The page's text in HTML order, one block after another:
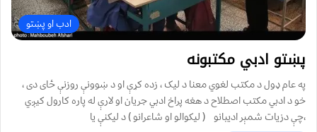
ادب او پښتو
پښتو ادبي مکتبونه
په عام ډول د مکتب لغوي معنا د لیک ، زده کړې او د ښوونې روزنې ځای دی ،
خو د ادبي مکتب اصطلاح د هغه پراخ ادبي جریان او لارې له پاره کارول کيږي
،چې دزیات شمېر ادیبانو ( لیکوالو او شاعرانو ) د لیکنې یا